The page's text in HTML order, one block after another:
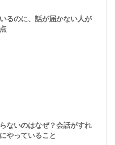
るのに、話が届かない人が
ないのはなぜ？会話がすれ
やっていること